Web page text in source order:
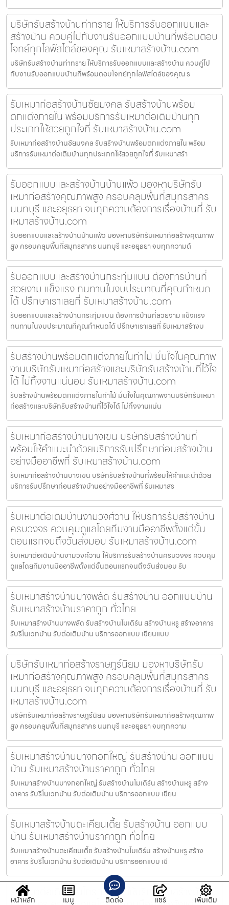
บริษัทรับสร้างบ้านท่าทราย ให้บริการรับออกแบบและ
สร้างบ้าน ควบคู่ไปกับงานรับออกแบบบ้านที่พร้อมตอบ
โจทย์ทุกไลฟ์สไตล์ของคุณ รับเหมาสร้างบ้าน.com
บริษัทรับสร้างบ้านท่าทราย ให้บริการรับออกแบบและสร้างบ้าน ควบคู่ไป
กับงานรับออกแบบบ้านที่พร้อมตอบโจทย์ทุกไลฟ์สไตล์ของคุณ ร
รับเหมาก่อสร้างบ้านชัยมงคล รับสร้างบ้านพร้อม
ตกแต่งภายใน พร้อมบริการรับเหมาต่อเติมบ้านทุก
ประเภทให้สวยถูกใจที่ รับเหมาสร้างบ้าน.com
รับเหมาก่อสร้างบ้านชัยมงคล รับสร้างบ้านพร้อมตกแต่งภายใน พร้อม
บริการรับเหมาต่อเติมบ้านทุกประเภทให้สวยถูกใจที่ รับเหมาสร้า
รับออกแบบและสร้างบ้านบ้านแพ้ว มองหาบริษัทรับ
เหมาก่อสร้างคุณภาพสูง ครอบคลุมพื้นที่สมุทรสาคร
นนทบุรี และอยุธยา จบทุกความต้องการเรื่องบ้านที่ รับ
เหมาสร้างบ้าน.com
รับออกแบบและสร้างบ้านบ้านแพ้ว มองหาบริษัทรับเหมาก่อสร้างคุณภาพ
สูง ครอบคลุมพื้นที่สมุทรสาคร นนทบุรี และอยุธยา จบทุกความต้
รับออกแบบและสร้างบ้านกระทุ่มแบน ต้องการบ้านที่
สวยงาม แข็งแรง ทนทานในงบประมาณที่คุณกำหนด
ได้ ปรึกษาเราเลยที่ รับเหมาสร้างบ้าน.com
รับออกแบบและสร้างบ้านกระทุ่มแบน ต้องการบ้านที่สวยงาม แข็งแรง
ทนทานในงบประมาณที่คุณกำหนดได้ ปรึกษาเราเลยที่ รับเหมาสร้างบ
รับสร้างบ้านพร้อมตกแต่งภายในท่าไม้ มั่นใจในคุณภาพ
งานบริษัทรับเหมาก่อสร้างและบริษัทรับสร้างบ้านที่ไว้ใจ
ได้ ไม่ทิ้งงานแน่นอน รับเหมาสร้างบ้าน.com
รับสร้างบ้านพร้อมตกแต่งภายในท่าไม้ มั่นใจในคุณภาพงานบริษัทรับเหมา
ก่อสร้างและบริษัทรับสร้างบ้านที่ไว้ใจได้ ไม่ทิ้งงานแน่น
รับเหมาก่อสร้างบ้านบางเขน บริษัทรับสร้างบ้านที่
พร้อมให้คำแนะนำด้วยบริการรับปรึกษาก่อนสร้างบ้าน
อย่างมืออาชีพที่ รับเหมาสร้างบ้าน.com
รับเหมาก่อสร้างบ้านบางเขน บริษัทรับสร้างบ้านที่พร้อมให้คำแนะนำด้วย
บริการรับปรึกษาก่อนสร้างบ้านอย่างมืออาชีพที่ รับเหมาสร
รับเหมาต่อเติมบ้านงามวงศ์วาน ให้บริการรับสร้างบ้าน
ครบวงจร ควบคุมดูแลโดยทีมงานมืออาชีพตั้งแต่ขั้น
ตอนแรกจนถึงวันส่งมอบ รับเหมาสร้างบ้าน.com
รับเหมาต่อเติมบ้านงามวงศ์วาน ให้บริการรับสร้างบ้านครบวงจร ควบคุม
ดูแลโดยทีมงานมืออาชีพตั้งแต่ขั้นตอนแรกจนถึงวันส่งมอบ รับ
รับเหมาสร้างบ้านบางพลัด รับสร้างบ้าน ออกแบบบ้าน
รับเหมาสร้างบ้านราคาถูก ทั่วไทย
รับเหมาสร้างบ้านบางพลัด รับสร้างบ้านโมเดิร์น สร้างบ้านหรู สร้างอาคาร
รับรีโนเวทบ้าน รับต่อเติมบ้าน บริการออกแบบ เขียนแบบ
บริษัทรับเหมาก่อสร้างราษฎร์นิยม มองหาบริษัทรับ
เหมาก่อสร้างคุณภาพสูง ครอบคลุมพื้นที่สมุทรสาคร
นนทบุรี และอยุธยา จบทุกความต้องการเรื่องบ้านที่ รับ
เหมาสร้างบ้าน.com
บริษัทรับเหมาก่อสร้างราษฎร์นิยม มองหาบริษัทรับเหมาก่อสร้างคุณภาพ
สูง ครอบคลุมพื้นที่สมุทรสาคร นนทบุรี และอยุธยา จบทุกความ
รับเหมาสร้างบ้านบางกอกใหญ่ รับสร้างบ้าน ออกแบบ
บ้าน รับเหมาสร้างบ้านราคาถูก ทั่วไทย
รับเหมาสร้างบ้านบางกอกใหญ่ รับสร้างบ้านโมเดิร์น สร้างบ้านหรู สร้าง
อาคาร รับรีโนเวทบ้าน รับต่อเติมบ้าน บริการออกแบบ เขียน
รับเหมาสร้างบ้านตะเคียนเตี้ย รับสร้างบ้าน ออกแบบ
บ้าน รับเหมาสร้างบ้านราคาถูก ทั่วไทย
รับเหมาสร้างบ้านตะเคียนเตี้ย รับสร้างบ้านโมเดิร์น สร้างบ้านหรู สร้าง
อาคาร รับรีโนเวทบ้าน รับต่อเติมบ้าน บริการออกแบบ เขี
รับเหมาต่อเติมบ้านโกรกกราก ให้บริการรับสร้างบ้าน
หน้าหลัก เมนู ติดต่อ แชร์ เพิ่มเติม